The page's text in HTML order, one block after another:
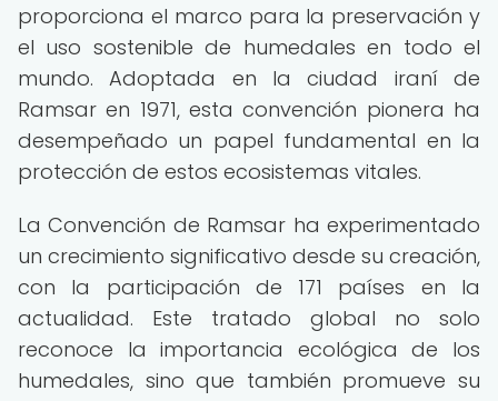
proporciona el marco para la preservación y
el uso sostenible de humedales en todo el
mundo. Adoptada en la ciudad iraní de
Ramsar en 1971, esta convención pionera ha
desempeñado un papel fundamental en la
protección de estos ecosistemas vitales.
La Convención de Ramsar ha experimentado
un crecimiento significativo desde su creación,
con la participación de 171 países en la
actualidad. Este tratado global no solo
reconoce la importancia ecológica de los
humedales, sino que también promueve su